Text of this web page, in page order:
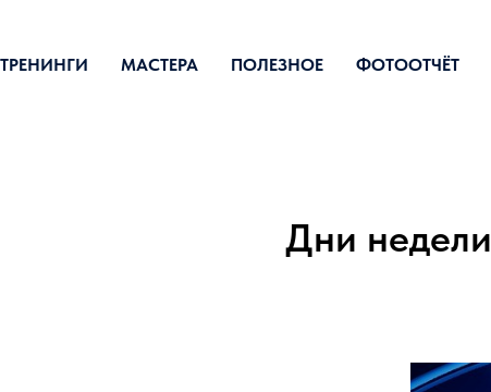
ТРЕНИНГИ МАСТЕРА ПОЛЕЗНОЕ ФОТООТЧЁТ
Дни недели